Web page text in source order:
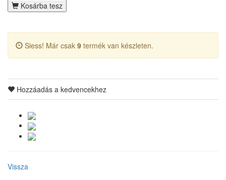
Kosárba tesz
Siess! Már csak 9 termék van készleten.
Hozzáadás a kedvencekhez
Vissza